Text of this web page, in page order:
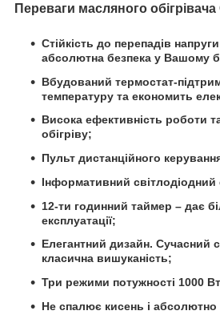
Переваги масляного
Стійкість до перепадів
абсолютна безпека у Вашому
Вбудований термостат-
температуру та економить
Висока ефективність роботи
обігріву;
Пульт дистанційного
Інформативний світлодіодний
12-ти годинний таймер – дає
експлуатації;
Елегантний дизайн. Сучасний
класична вишуканість;
Три режими потужності 1000
Не спалює кисень і